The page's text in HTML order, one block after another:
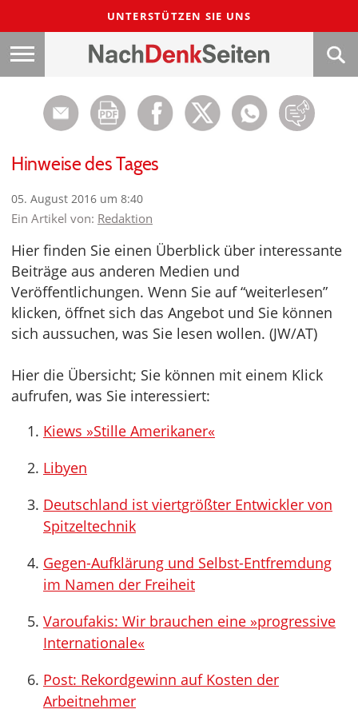
UNTERSTÜTZEN SIE UNS
Hinweise des Tages
05. August 2016 um 8:40
Ein Artikel von: Redaktion
Hier finden Sie einen Überblick über interessante
Beiträge aus anderen Medien und
Veröffentlichungen. Wenn Sie auf “weiterlesen”
klicken, öffnet sich das Angebot und Sie können
sich aussuchen, was Sie lesen wollen. (JW/AT)
Hier die Übersicht; Sie können mit einem Klick
aufrufen, was Sie interessiert:
Kiews »Stille Amerikaner«
Libyen
Deutschland ist viertgrößter Entwickler von
Spitzeltechnik
Gegen-Aufklärung und Selbst-Entfremdung
im Namen der Freiheit
Varoufakis: Wir brauchen eine »progressive
Internationale«
Post: Rekordgewinn auf Kosten der
Arbeitnehmer